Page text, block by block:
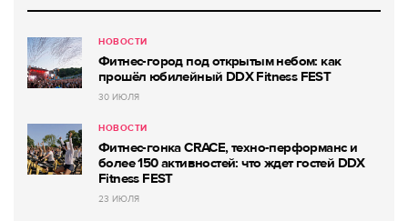
НОВОСТИ
Фитнес-город под открытым небом: как
прошёл юбилейный DDX Fitness FEST
30 ИЮЛЯ
НОВОСТИ
Фитнес-гонка CRACE, техно-перформанс и
более 150 активностей: что ждет гостей DDX
Fitness FEST
23 ИЮЛЯ